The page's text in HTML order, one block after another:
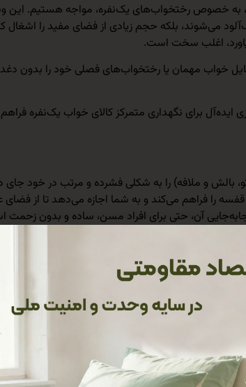
به خصوص رختخواب‌های یک‌نفره، مواجه هستیم. این
می‌شوند، بلکه حجم زیادی از فضای مفید را اشغال
اغلب سخت است.
۵۰ سانتی‌متر، یک فضای ذخیره‌سازی ایده‌آل برای نگهداری متمرکز
بالش و ملافه) را به شکلی فشرده و مرتب در خود جای
را فراهم می‌کند و به شما اجازه می‌دهد تا از فضای
آن، حتی برای افراد مسن، ساده و بدون
جنس این کاور از پارچه اصیل جاجیم است.
مکرر مقاوم است و مانند کاورهای
غبار، حشرات و آلودگی‌های محیطی به داخل الیاف
این ویژگی باعث می‌شود که هوای داخل کاور
را حفظ می‌کنند.